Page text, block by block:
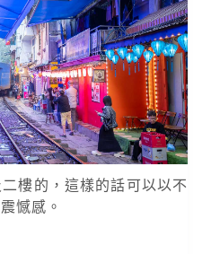
樓的，這樣的話可以以不
憾感。